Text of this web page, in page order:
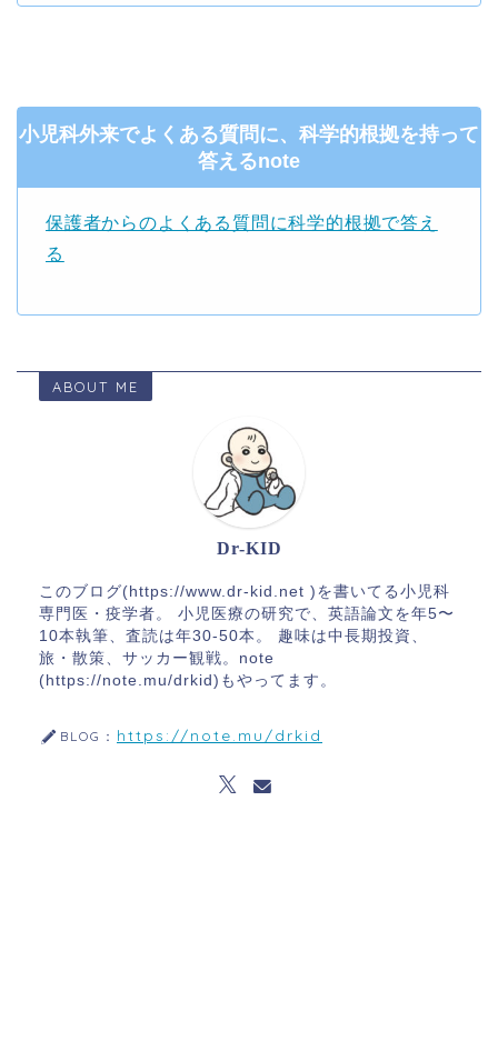
小児科外来でよくある質問に、科学的根拠を持って
答えるnote
保護者からのよくある質問に科学的根拠で答え
る
ABOUT ME
Dr-KID
このブログ(https://www.dr-kid.net )を書いてる小児科
専門医・疫学者。 小児医療の研究で、英語論文を年5〜
10本執筆、査読は年30-50本。 趣味は中長期投資、
旅・散策、サッカー観戦。note
(https://note.mu/drkid)もやってます。
BLOG： https://note.mu/drkid